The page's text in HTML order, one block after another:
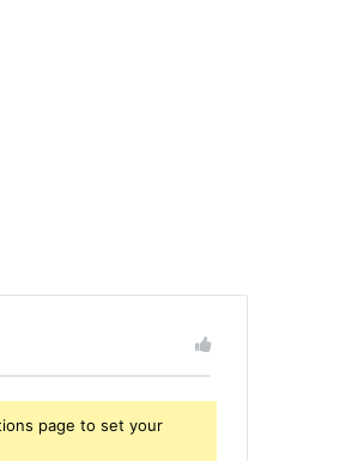
page to set your